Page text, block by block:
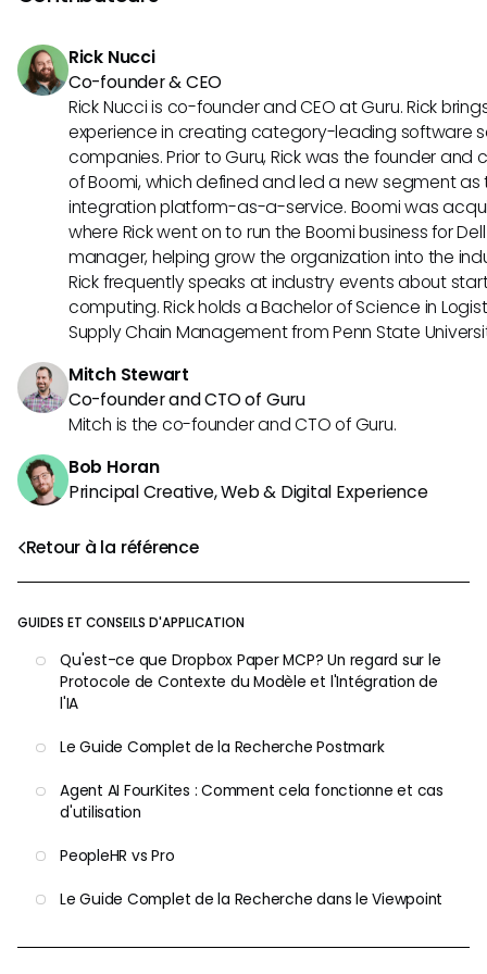
Retour à la référence
GUIDES ET CONSEILS D'APPLICATION
Qu'est-ce que Dropbox Paper MCP? Un regard sur le
Protocole de Contexte du Modèle et l'Intégration de
l'IA
Le Guide Complet de la Recherche Postmark
Agent AI FourKites : Comment cela fonctionne et cas
d'utilisation
PeopleHR vs Pro
Le Guide Complet de la Recherche dans le Viewpoint
d'informations. Cela pourrait entraîner une transparence
Rick Nucci
Co-founder & CEO
Rick Nucci is co-founder and CEO at Guru. Rick
experience in creating category-leading software
companies. Prior to Guru, Rick was the founder
of Boomi, which defined and led a new segment
integration platform-as-a-service. Boomi was
where Rick went on to run the Boomi business for
manager, helping grow the organization into the
Rick frequently speaks at industry events about
computing. Rick holds a Bachelor of Science in
Supply Chain Management from Penn State
Mitch Stewart
Co-founder and CTO of Guru
Mitch is the co-founder and CTO of Guru.
Bob Horan
Principal Creative, Web & Digital Experience